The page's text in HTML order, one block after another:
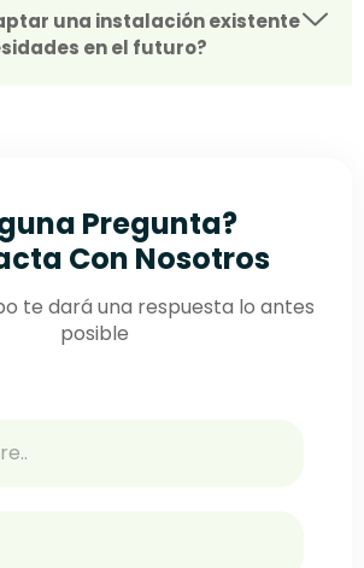
Pregunta?
Con Nosotros
te dará una respuesta lo antes
posible
una instalación existente
en el futuro?